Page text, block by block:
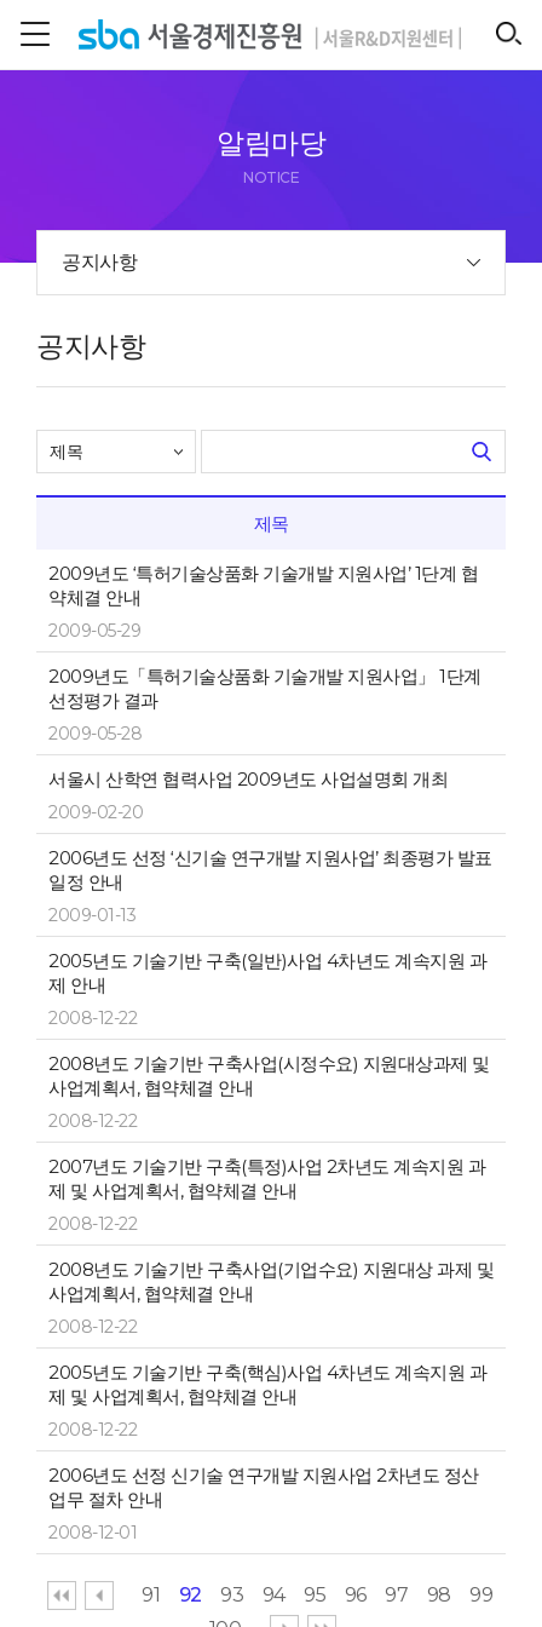
SEARCH
알림마당
NOTICE
공지사항
공지사항
제목
2009년도 ‘특허기술상품화 기술개발 지원사업’ 1단계 협
약체결 안내
2009-05-29
2009년도「특허기술상품화 기술개발 지원사업」 1단계
선정평가 결과
2009-05-28
서울시 산학연 협력사업 2009년도 사업설명회 개최
2009-02-20
2006년도 선정 ‘신기술 연구개발 지원사업’ 최종평가 발표
일정 안내
2009-01-13
2005년도 기술기반 구축(일반)사업 4차년도 계속지원 과
제 안내
2008-12-22
2008년도 기술기반 구축사업(시정수요) 지원대상과제 및
사업계획서, 협약체결 안내
2008-12-22
2007년도 기술기반 구축(특정)사업 2차년도 계속지원 과
제 및 사업계획서, 협약체결 안내
2008-12-22
2008년도 기술기반 구축사업(기업수요) 지원대상 과제 및
사업계획서, 협약체결 안내
2008-12-22
2005년도 기술기반 구축(핵심)사업 4차년도 계속지원 과
제 및 사업계획서, 협약체결 안내
2008-12-22
2006년도 선정 신기술 연구개발 지원사업 2차년도 정산
업무 절차 안내
2008-12-01
91 92 93 94 95 96 97 98
99